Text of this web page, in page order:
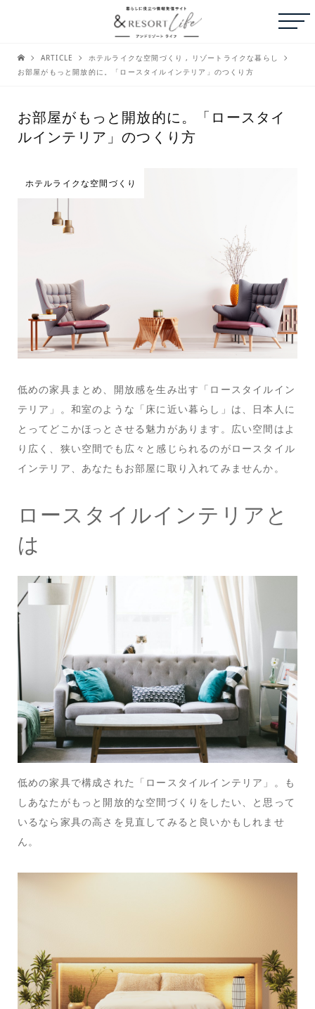
ARTICLE ホテルライクな空間づくり ,
リゾートライクな暮らし
お部屋がもっと開放的に。「ロースタイルインテリア」のつくり方
お部屋がもっと開放的に。「ロースタイ
ルインテリア」のつくり方
ホテルライクな空間づくり
低めの家具まとめ、開放感を生み出す「ロースタイルイン
テリア」。和室のような「床に近い暮らし」は、日本人に
とってどこかほっとさせる魅力があります。広い空間はよ
り広く、狭い空間でも広々と感じられるのがロースタイル
インテリア、あなたもお部屋に取り入れてみませんか。
ロースタイルインテリアと
は
低めの家具で構成された「ロースタイルインテリア」。も
しあなたがもっと開放的な空間づくりをしたい、と思って
いるなら家具の高さを見直してみると良いかもしれませ
ん。